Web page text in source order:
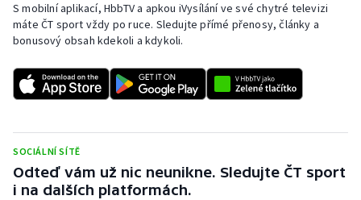
S mobilní aplikací, HbbTV a apkou iVysílání ve své chytré televizi
máte ČT sport vždy po ruce. Sledujte přímé přenosy, články a
bonusový obsah kdekoli a kdykoli.
SOCIÁLNÍ SÍTĚ
Odteď vám už nic neunikne. Sledujte ČT sport
i na dalších platformách.